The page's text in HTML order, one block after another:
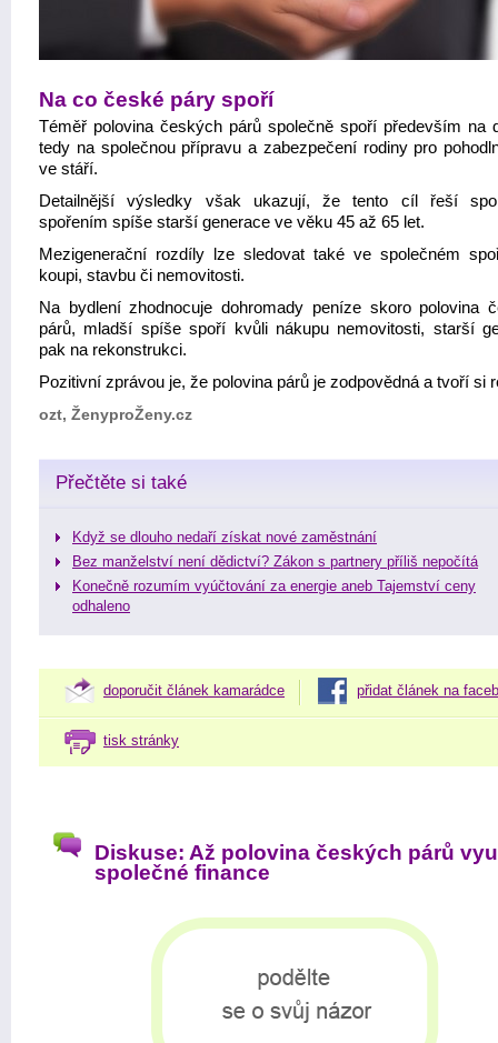
Na co české páry spoří
Téměř polovina českých párů společně spoří především na
tedy na společnou přípravu a zabezpečení rodiny pro
ve stáří.
Detailnější výsledky však ukazují, že tento cíl řeší
spořením spíše starší generace ve věku 45 až 65 let.
Mezigenerační rozdíly lze sledovat také ve společném
koupi, stavbu či nemovitosti.
Na bydlení zhodnocuje dohromady peníze skoro polovina
párů, mladší spíše spoří kvůli nákupu nemovitosti, starší
pak na rekonstrukci.
Pozitivní zprávou je, že polovina párů je zodpovědná a tvoří si
ozt, ŽenyproŽeny.cz
Přečtěte si také
Když se dlouho nedaří získat nové zaměstnání
Bez manželství není dědictví? Zákon s partnery příliš nepočítá
Konečně rozumím vyúčtování za energie aneb Tajemství ceny
odhaleno
doporučit článek kamarádce přidat článek na
tisk stránky
Diskuse: Až polovina českých párů
společné finance